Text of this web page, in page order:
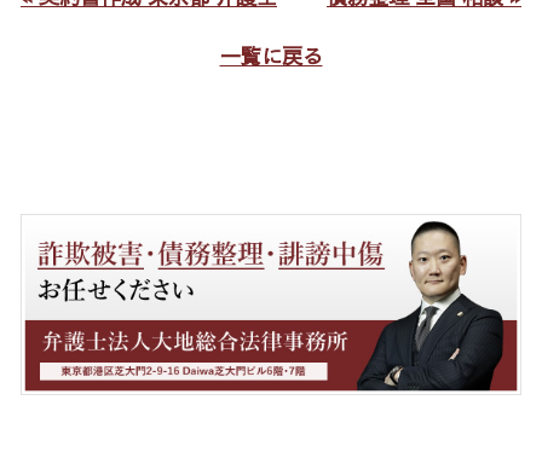
一覧に戻る